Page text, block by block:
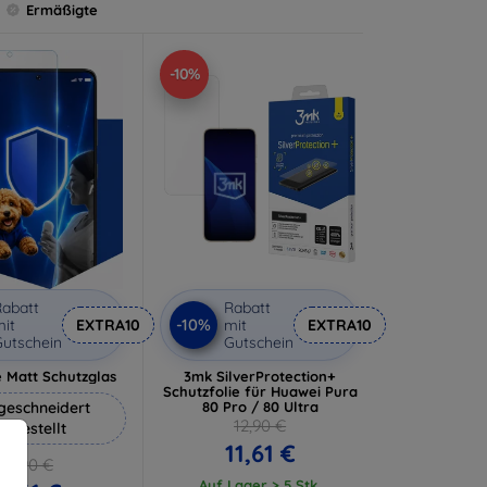
Ermäßigte
EXTRA10
Matt Schutzglas
12,90 €
-10%
-10%
Rabatt
mit
Gutschein
EXTRA10
3mk SilverProtection+
Schutzfolie für Huawei Pura
80 Pro / 80 Ultra
12,90 €
11,61 €